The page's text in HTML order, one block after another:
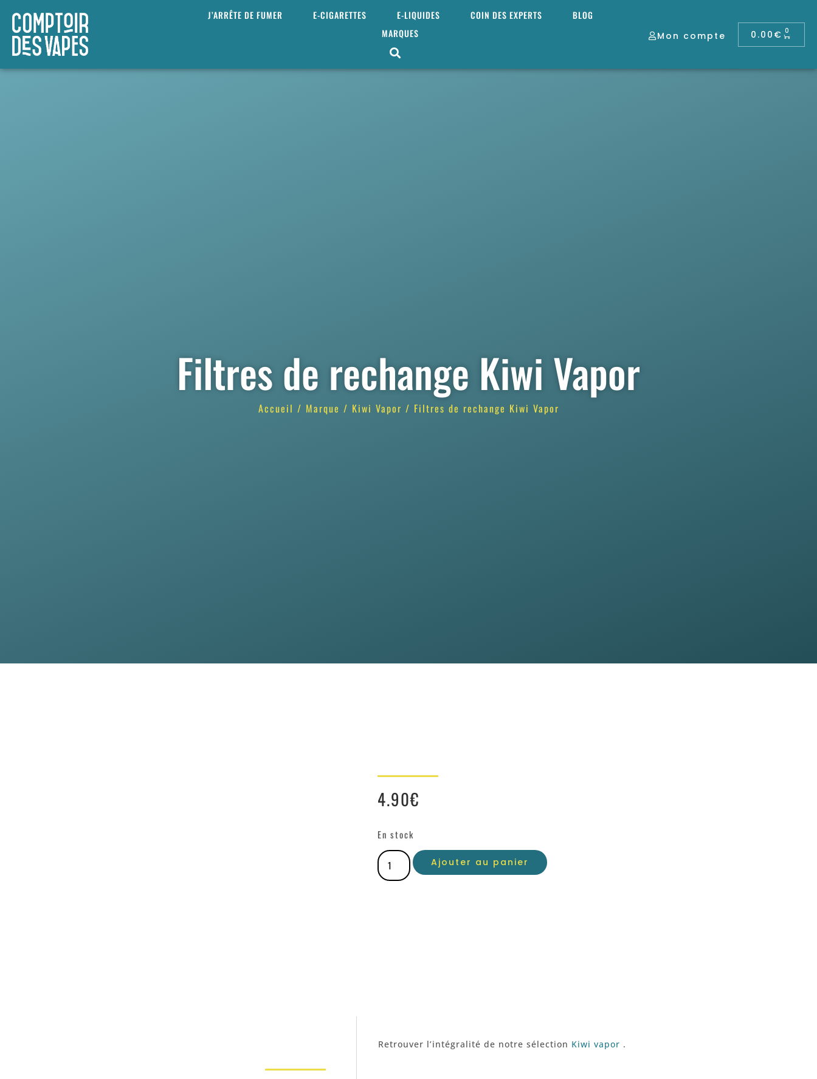
J’ARRÊTE DE FUMER E-CIGARETTES E-LIQUIDES COIN DES EXPERTS
BLOG
MARQUES
Mon compte 0.00 € 0
Filtres de rechange Kiwi Vapor
Accueil / Marque / Kiwi Vapor / Filtres de rechange Kiwi Vapor
4.90€
En stock
Ajouter au panier
Retrouver l’intégralité de notre sélection Kiwi vapor .